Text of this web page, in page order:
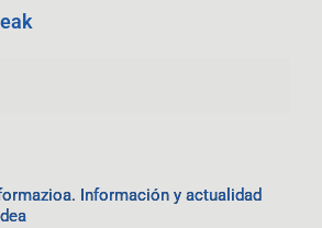
Información y actualidad